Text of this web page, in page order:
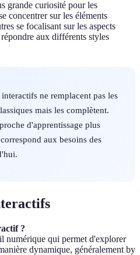
grande curiosité pour les
concentrer sur les éléments
se focalisant sur les aspects
aux différents styles
interactifs ne remplacent pas les
mais les complètent.
d'apprentissage plus
aux besoins des
?
numérique qui permet d'explorer
dynamique, généralement by